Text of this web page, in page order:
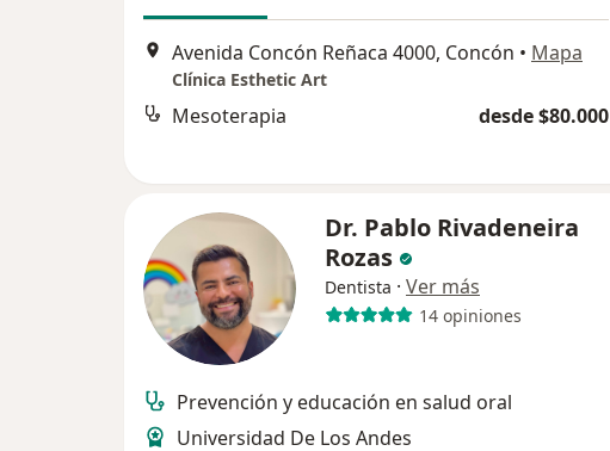
Avenida Concón Reñaca 4000, Concón • Mapa
Clínica Esthetic Art
Mesoterapia desde $80.000
Dr. Pablo Rivadeneira
Rozas
Dentista · Ver más
14 opiniones
Prevención y educación en salud oral
Universidad De Los Andes